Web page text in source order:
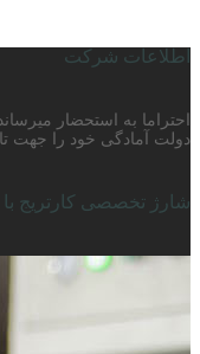
اطلاعات شرکت
دولت آمادگی خود را جهت
شارژ تخصصی کارتریج